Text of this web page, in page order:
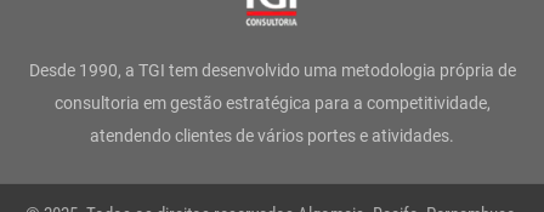
g
r
a
o
o
k
e
r
d
i
n
b
e
a
p
Desde 1990, a TGI tem desenvolvido uma metodologia própria de
consultoria em gestão estratégica para a competitividade,
atendendo clientes de vários portes e atividades.